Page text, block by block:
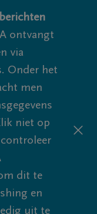
ontvangt
via
Onder het
men
niet op
dit te
en
uit te